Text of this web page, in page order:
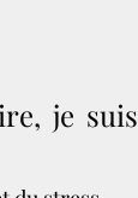
je suis